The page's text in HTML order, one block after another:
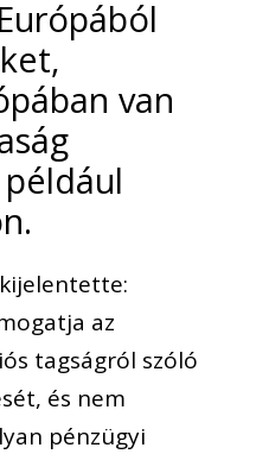
van
az
tagságról szóló
és nem
pénzügyi